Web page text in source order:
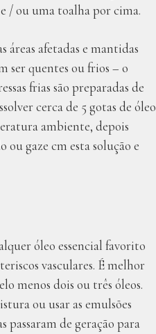
/ ou uma toalha por cima.
áreas afetadas e mantidas
ser quentes ou frios – o
frias são preparadas de
cerca de 5 gotas de óleo
ambiente, depois
ou gaze cm esta solução e
óleo essencial favorito
vasculares. É melhor
menos dois ou três óleos.
ou usar as emulsões
passaram de geração para